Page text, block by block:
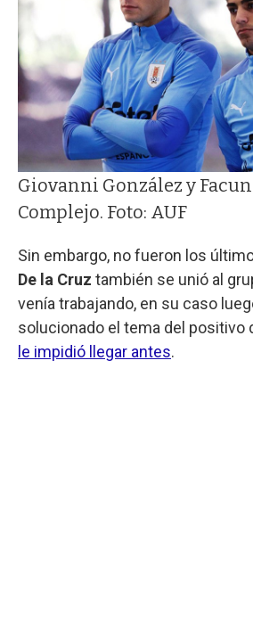
Giovanni González y
Complejo. Foto: AUF
Sin embargo, no fueron los
De la Cruz también se unió al
venía trabajando, en su caso
solucionado el tema del positivo
le impidió llegar antes.